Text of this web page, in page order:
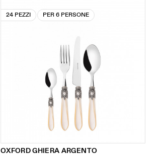
24 PEZZI PER 6 PERSONE
OXFORD GHIERA ARGENTO